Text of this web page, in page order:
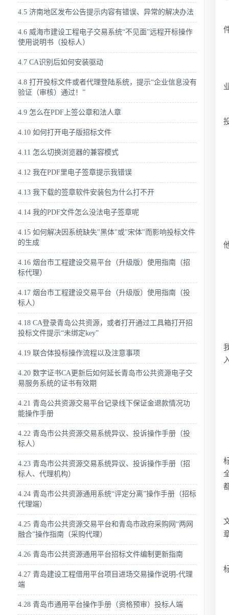
4.5 济南地区发布公告提示内容有错误、异常的解决办法
4.6 威海市建设工程电子交易系统“不见面”远程开标操作
使用说明书（投标人）
4.7 CA识别后如何安装驱动
4.8 打开投标文件或者代理登陆系统，提示“企业信息没有
验证（审核）通过！”
4.9 怎么在PDF上签公章和法人章
4.10 如何打开电子版招标文件
4.11 怎么切换浏览器的兼容模式
4.12 我在PDF里电子签章提示我错误
4.13 我下载的签章软件安装包为什么打不开
4.14 我的PDF文件怎么没法电子签章呢
4.15 如何解决因系统缺失"黑体"或"宋体"而影响投标文件
的生成
4.16 烟台市工程建设交易平台（升级版）使用指南（招
标代理）
4.17 烟台市工程建设交易平台（升级版）使用指南（投
标人）
4.18 CA登录青岛公共资源，或者打开通过工具箱打开招
投标文件提示“未绑定key”
4.19 联合体投标操作流程以及注意事项
4.20 数字证书CA更新后如何延长青岛市公共资源电子交
易服务系统的证书有效期
4.21 青岛公共资源交易平台记录线下保证金退款情况功
能操作手册
4.22 青岛市公共资源交易系统异议、投诉操作手册（投
标人）
4.23 青岛市公共资源交易系统异议、投诉操作手册（招
标人、代理机构）
4.24 青岛市公共资源通用系统“评定分离”操作手册（招标
代理端）
4.25 青岛市公共资源交易平台和青岛市政府采购网“两网
融合”操作指南（采购代理）
4.26 青岛市公共资源通用平台招标文件编制更新指南
4.27 青岛建设工程借用平台项目进场交易操作说明-代理
端
4.28 青岛市通用平台操作手册（资格预审）投标人端